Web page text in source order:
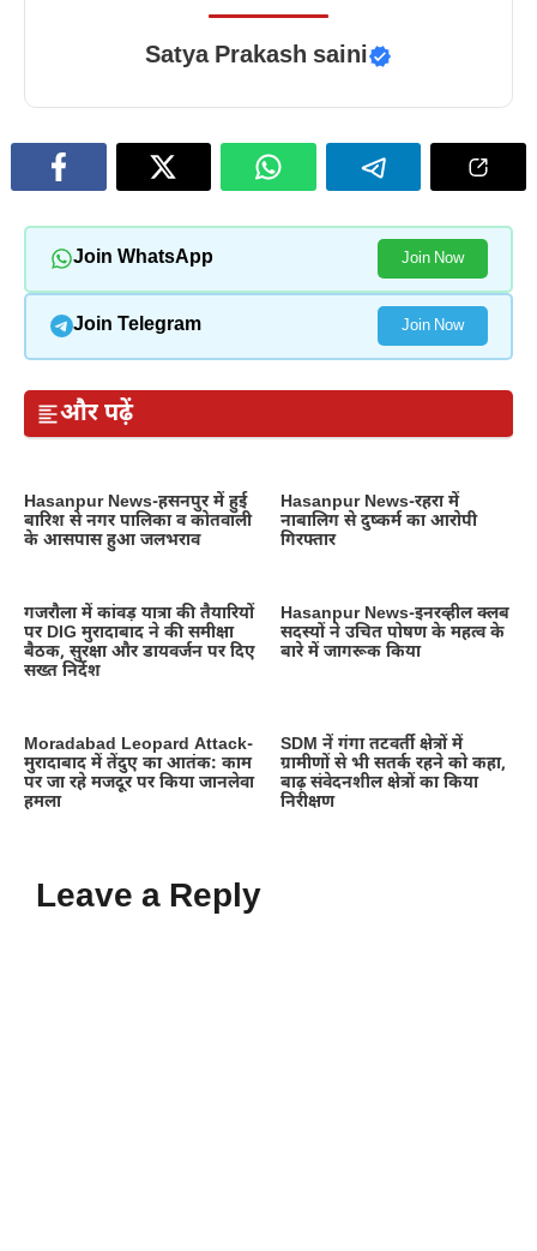
Satya Prakash saini
Join WhatsApp Join Now
Join Telegram Join Now
और पढ़ें
Hasanpur News-हसनपुर में हुई
बारिश से नगर पालिका व कोतवाली
के आसपास हुआ जलभराव
Hasanpur News-रहरा में
नाबालिग से दुष्कर्म का आरोपी
गिरफ्तार
गजरौला में कांवड़ यात्रा की तैयारियों
पर DIG मुरादाबाद ने की समीक्षा
बैठक, सुरक्षा और डायवर्जन पर दिए
सख्त निर्देश
Hasanpur News-इनरव्हील क्लब
सदस्यों ने उचित पोषण के महत्व के
बारे में जागरूक किया
Moradabad Leopard Attack-
मुरादाबाद में तेंदुए का आतंक: काम
पर जा रहे मजदूर पर किया जानलेवा
हमला
SDM नें गंगा तटवर्ती क्षेत्रों में
ग्रामीणों से भी सतर्क रहने को कहा,
बाढ़ संवेदनशील क्षेत्रों का किया
निरीक्षण
Leave a Reply